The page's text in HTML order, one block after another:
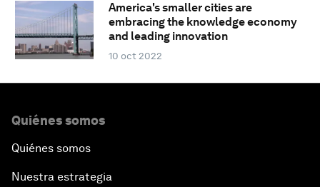
America's smaller cities are
embracing the knowledge economy
and leading innovation
10 oct 2022
Quiénes somos
Quiénes somos
Nuestra estrategia